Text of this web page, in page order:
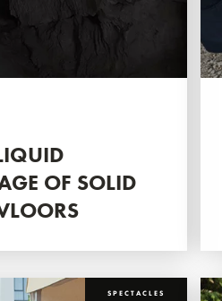
OF SOLID
SPECTACLES